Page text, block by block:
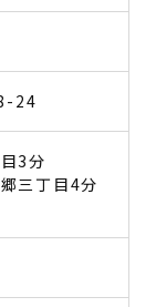
24
3分
三丁目4分